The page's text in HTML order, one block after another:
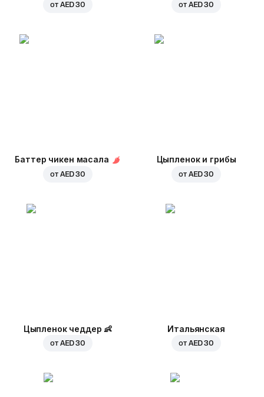
от AED 30 от AED 30
Баттер чикен масала
от AED 30
Цыпленок и грибы
от AED 30
Цыпленок чеддер 👶
от AED 30
Итальянская
от AED 30